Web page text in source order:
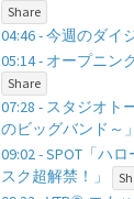
Share
04:46 - 今週のダイ
05:14 - オープニン
Share
07:28 - スタジオト
のビッグバンド～
09:02 - SPOT「ハ
スク超解禁！」